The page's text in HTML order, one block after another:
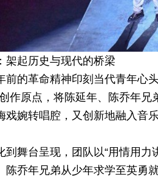
架起历史与现代的桥梁
前的革命精神印刻当代青年心
作原点，将陈延年、陈乔年
戏婉转唱腔，又创新地融入音
到舞台呈现，团队以“用情用
陈乔年兄弟从少年求学至英勇